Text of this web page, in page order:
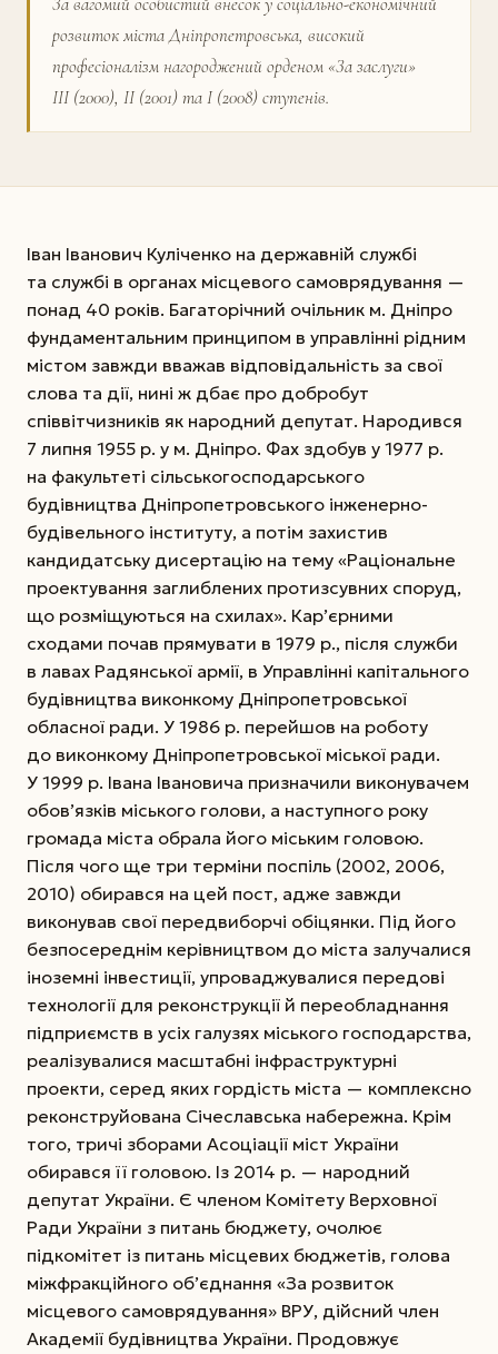
розвиток міста Дніпропетровська, високий
професіоналізм нагороджений орденом «За заслуги»
ІІІ (2000), ІІ (2001) та І (2008) ступенів.
Іван Іванович Куліченко на державній службі
та службі в органах місцевого самоврядування —
понад 40 років. Багаторічний очільник м. Дніпро
фундаментальним принципом в управлінні рідним
містом завжди вважав відповідальність за свої
слова та дії, нині ж дбає про добробут
співвітчизників як народний депутат. Народився
7 липня 1955 р. у м. Дніпро. Фах здобув у 1977 р.
на факультеті сільськогосподарського
будівництва Дніпропетровського інженерно-
будівельного інституту, а потім захистив
кандидатську дисертацію на тему «Раціональне
проектування заглиблених протизсувних споруд,
що розміщуються на схилах». Кар’єрними
сходами почав прямувати в 1979 р., після служби
в лавах Радянської армії, в Управлінні капітального
будівництва виконкому Дніпропетровської
обласної ради. У 1986 р. перейшов на роботу
до виконкому Дніпропетровської міської ради.
У 1999 р. Івана Івановича призначили виконувачем
обов’язків міського голови, а наступного року
громада міста обрала його міським головою.
Після чого ще три терміни поспіль (2002, 2006,
2010) обирався на цей пост, адже ­зав­жди
виконував свої передвиборчі обіцянки. Під його
безпосереднім керівництвом до міста залучалися
іноземні інвестиції, упроваджувалися передові
технології для реконструкції й переобладнання
підприємств в усіх галузях міського господарства,
реалізувалися масштабні інфраструктурні
проекти, серед яких гордість міста — комплексно
реконструйована Січеславська набережна. Крім
того, тричі зборами Асоціації міст України
обирався її головою. Із 2014 р. — народний
депутат України. Є членом Комітету Верховної
Ради України з питань бюджету, очолює
підкомітет із питань місцевих бюджетів, голова
міжфракційного об’єднання «За розвиток
місцевого самоврядування» ВРУ, дійсний член
Академії будівництва України. Продовжує